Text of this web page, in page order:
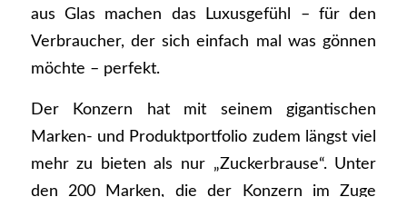
aus Glas machen das Luxusgefühl – für den
Verbraucher, der sich einfach mal was gönnen
möchte – perfekt.
Der Konzern hat mit seinem gigantischen
Marken- und Produktportfolio zudem längst viel
mehr zu bieten als nur „Zuckerbrause“. Unter
den 200 Marken, die der Konzern im Zuge